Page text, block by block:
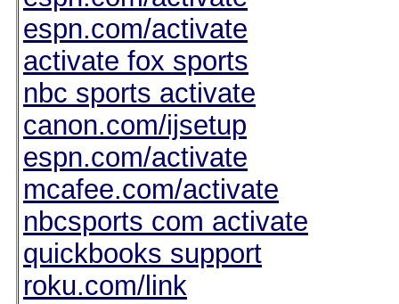
espn.com/activate
activate fox sports
nbc sports activate
canon.com/ijsetup
espn.com/activate
mcafee.com/activate
nbcsports com activate
quickbooks support
roku.com/link